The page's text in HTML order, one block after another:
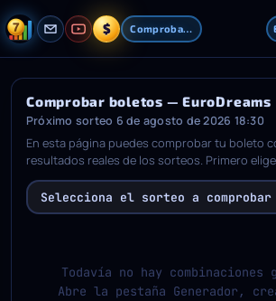
$ Comprobar boletos
Comprobar boletos — EuroDreams
Próximo sorteo 6 de agosto de 2026 18:30
En esta página puedes comprobar tu boleto
resultados reales de los sorteos. Primero
guardado o un conjunto de combinaciones,
tus números y ejecuta la comprobación.
qué números principales y extra
Selecciona el sorteo a comprobar
Todavía no hay combinaciones
Abre la pestaña Generador,